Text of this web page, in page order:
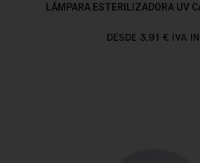
LÁMPARA ESTERILIZADORA UV
DESDE 3,91 € IVA